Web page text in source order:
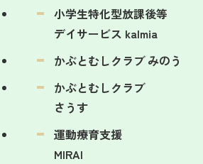
小学生特化型放課後等
デイサービス kalmia
かぶとむしクラブ みのう
かぶとむしクラブ
さうす
運動療育支援
MIRAI